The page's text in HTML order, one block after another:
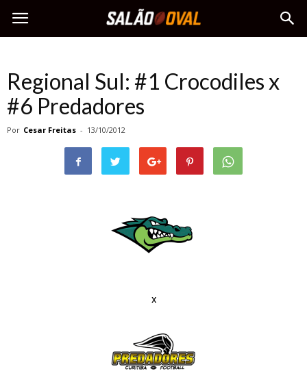
Regional Sul: #1 Crocodiles x
#6 Predadores
Por Cesar Freitas - 13/10/2012
x